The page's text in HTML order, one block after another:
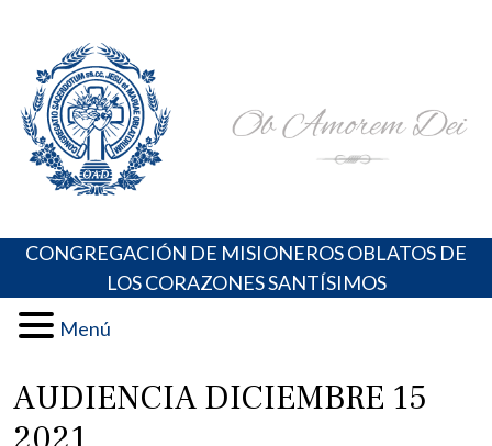
content
Portal de los Padres Oblatos. Advocaciones Marianas,
Oraciones, Música religiosa y más
CONGREGACIÓN DE MISIONEROS OBLATOS DE
LOS CORAZONES SANTÍSIMOS
Menú
AUDIENCIA DICIEMBRE 15